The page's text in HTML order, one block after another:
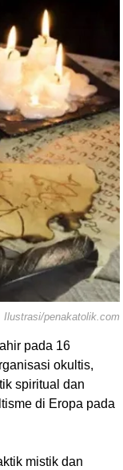
Ilustrasi/penakatolik.com
pada 16
okultis,
spiritual dan
di Eropa pada
mistik dan